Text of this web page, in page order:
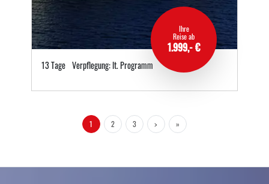
Ihre
Reise ab
1.999,- €
13 Tage Verpflegung: lt. Programm
1 2 3 > »